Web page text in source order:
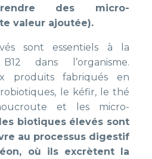
des micro-
valeur ajoutée).
sont essentiels à la
dans l’organisme.
produits fabriqués en
le kéfir, le thé
et les micro-
les biotiques élevés sont
au processus digestif
où ils excrètent la